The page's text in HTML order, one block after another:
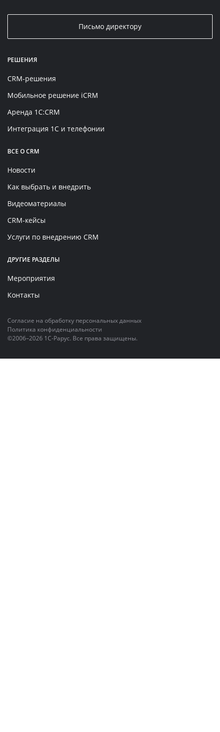
Письмо директору
РЕШЕНИЯ
CRM-решения
Мобильное решение iCRM
Аренда 1C:CRM
Интеграция 1С и телефонии
ВСЕ О CRM
Новости
Как выбрать и внедрить
Видеоматериалы
CRM-кейсы
Услуги по внедрению CRM
ДРУГИЕ РАЗДЕЛЫ
Мероприятия
Контакты
©2006–2026 1С-Рарус. Все права защищены.
Политика конфиденциальности
Согласие на обработку персональных данных